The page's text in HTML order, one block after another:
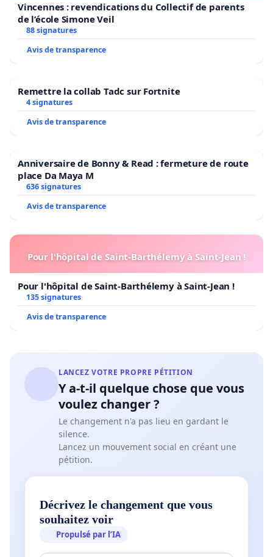
Vincennes : revendications du Collectif de parents
de l’école Simone Veil
88 signatures
Avis de transparence
Remettre la collab Tadc sur Fortnite
4 signatures
Avis de transparence
Anniversaire de Bonny & Read : fermeture de route
place Da Maya M
636 signatures
Avis de transparence
Pour l'hôpital de Saint-Barthélemy à Saint-Jean !
Pour l'hôpital de Saint-Barthélemy à Saint-Jean !
135 signatures
Avis de transparence
LANCEZ VOTRE PROPRE PÉTITION
Y a-t-il quelque chose que vous
voulez changer ?
Le changement n'a pas lieu en gardant le
silence.
Lancez un mouvement social en créant une
pétition.
Décrivez le changement que vous
souhaitez voir
Propulsé par l’IA